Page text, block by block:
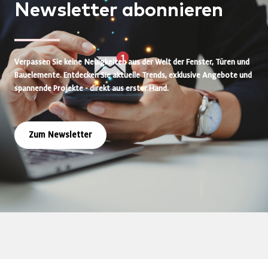
Newsletter abonnieren
Verpassen Sie keine Neuigkeiten aus der Welt der Fenster, Türen und
Bauelemente. Entdecken Sie aktuelle Trends, exklusive Angebote und
spannende Projekte - direkt aus erster Hand.
Zum Newsletter